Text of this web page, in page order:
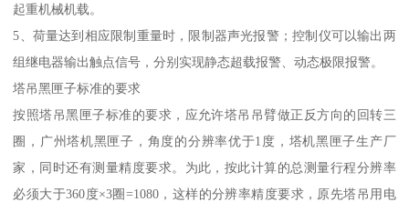
起重机械机载。
5、荷量达到相应限制重量时，限制器声光报警；控制仪可以输出两
组继电器输出触点信号，分别实现静态超载报警、动态极限报警。
塔吊黑匣子标准的要求
按照塔吊黑匣子标准的要求，应允许塔吊吊臂做正反方向的回转三
圈，广州塔机黑匣子，角度的分辨率优于1度，塔机黑匣子生产厂
家，同时还有测量精度要求。为此，按此计算的总测量行程分辨率
必须大于360度×3圈=1080，这样的分辨率精度要求，原先塔吊用电